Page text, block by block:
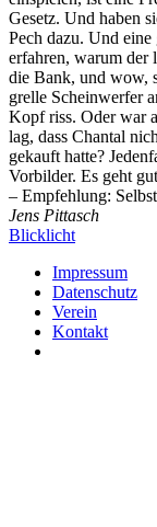
Gesetz. Und haben
Pech dazu. Und
erfahren, warum der
die Bank, und wow,
grelle Scheinwerfer
Kopf riss. Oder war
lag, dass Chantal
gekauft hatte?
Vorbilder. Es geht
– Empfehlung:
Jens Pittasch
Blicklicht
Impressum
Daten­schutz
Verein
Kontakt